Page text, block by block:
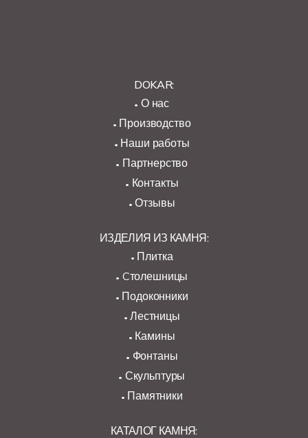
DOKAR:
О нас
Производство
Наши работы
Партнерство
Контакты
Отзывы
ИЗДЕЛИЯ ИЗ КАМНЯ:
Плитка
Cтолешницы
Подоконники
Лестницы
Камины
Фонтаны
Скульптуры
Памятники
КАТАЛОГ КАМНЯ: